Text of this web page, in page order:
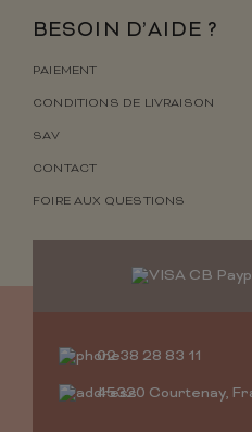
BESOIN D’AIDE ?
PAIEMENT
CONDITIONS DE LIVRAISON
SAV
CONTACT
FOIRE AUX QUESTIONS
02 38 28 83 11
45320 Courtenay,